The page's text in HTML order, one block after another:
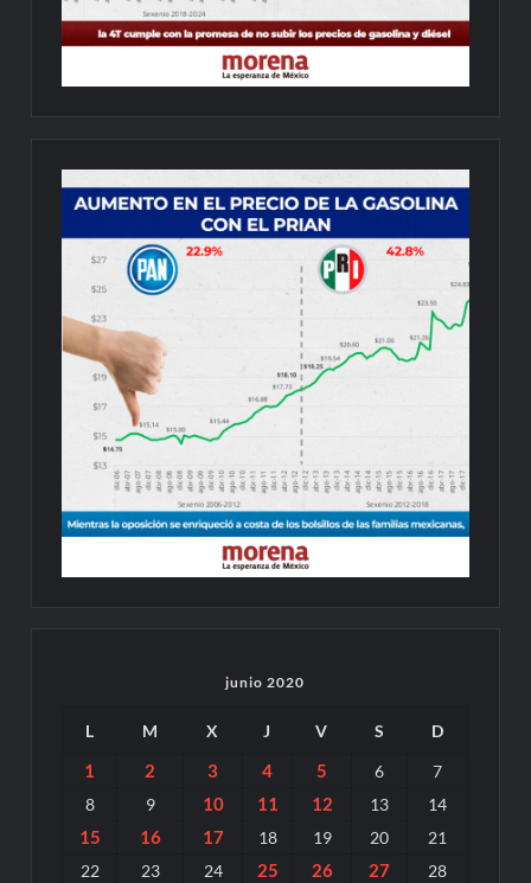
junio 2020
L M X J V S D
1 2 3 4 5 6
7
8
9 10 11 12 13 14
15 16 17 18 19 20
21
22
23 24 25 26 27 28